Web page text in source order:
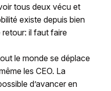
tous deux vécu et
existe depuis bien
il faut faire
le monde se déplace
les CEO. La
d’avancer en